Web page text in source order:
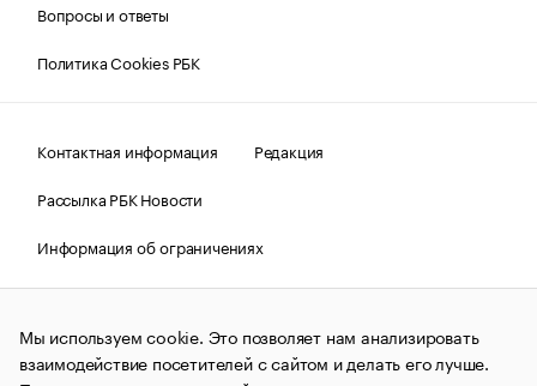
Вопросы и ответы
Политика Cookies РБК
Контактная информация
Редакция
Рассылка РБК Новости
Информация об ограничениях
Правовая информация
О соблюдении авторских прав
© АО «РОСБИЗНЕСКОНСАЛТИНГ»,1995–2026.Сообщения
и материалы информационного агентства «РБК»
(зарегистрировано Федеральной службой по надзору в сфере
Мы используем cookie. Это позволяет нам анализировать
взаимодействие посетителей с сайтом и делать его лучше.